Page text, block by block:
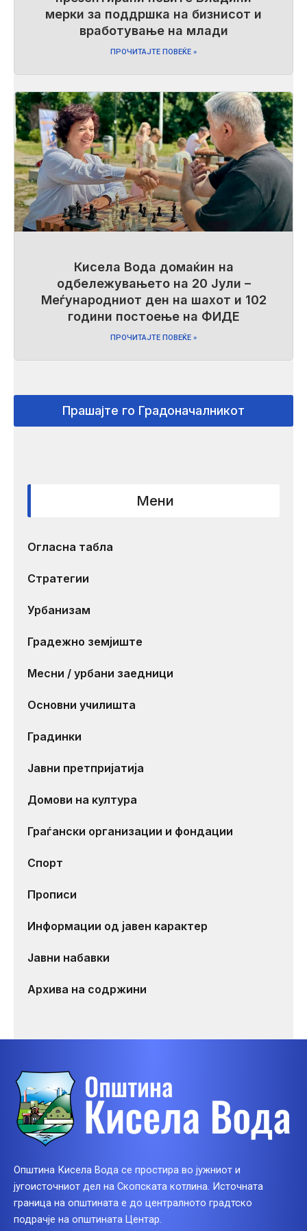
мерки за поддршка на бизнисот и
вработување на млади
ПРОЧИТАЈТЕ ПОВЕЌЕ »
Кисела Вода домаќин на
одбележувањето на 20 Јули –
Меѓународниот ден на шахот и 102
години постоење на ФИДЕ
ПРОЧИТАЈТЕ ПОВЕЌЕ »
Прашајте го Градоначалникот
Мени
Огласна табла
Стратегии
Урбанизам
Градежно земјиште
Месни / урбани заедници
Основни училишта
Градинки
Јавни претпријатија
Домови на култура
Граѓански организации и фондации
Спорт
Прописи
Информации од јавен карактер
Јавни набавки
Архива на содржини
Општина Кисела Вода се простира во јужниот и
југоисточниот дел на Скопската котлина. Источната
граница на општината е до централното градтско
подрачје на општината Центар.